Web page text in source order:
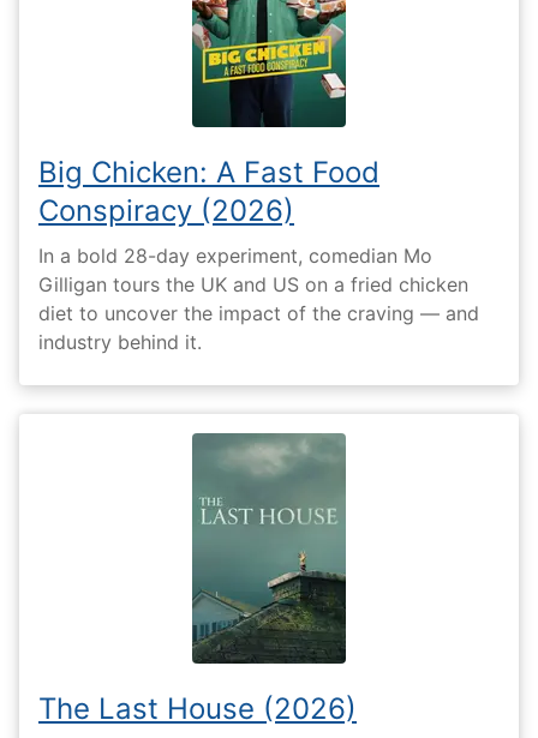
Big Chicken: A Fast Food
Conspiracy (2026)
In a bold 28-day experiment, comedian Mo
Gilligan tours the UK and US on a fried chicken
diet to uncover the impact of the craving — and
industry behind it.
The Last House (2026)